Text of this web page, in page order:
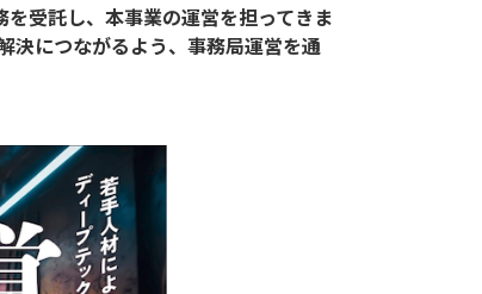
受託し、本事業の運営を担ってきま
決につながるよう、事務局運営を通